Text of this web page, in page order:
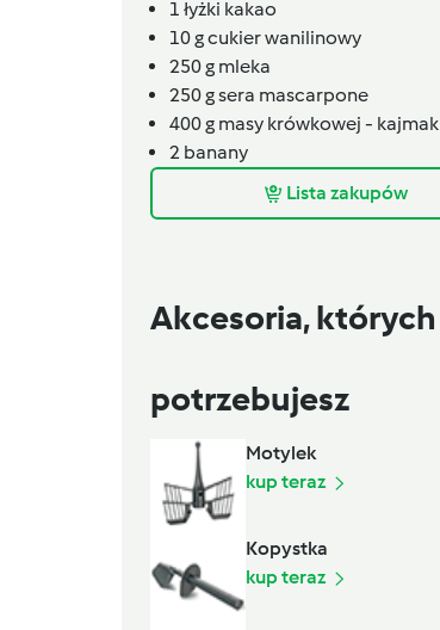
1 łyżki kakao
10gcukier wanilinowy
250g mleka
250gsera mascarpone
400g masy krówkowej - kajmak
2 banany
Lista zakupów
Akcesoria, których
potrzebujesz
Motylek
kup teraz
Kopystka
kup teraz